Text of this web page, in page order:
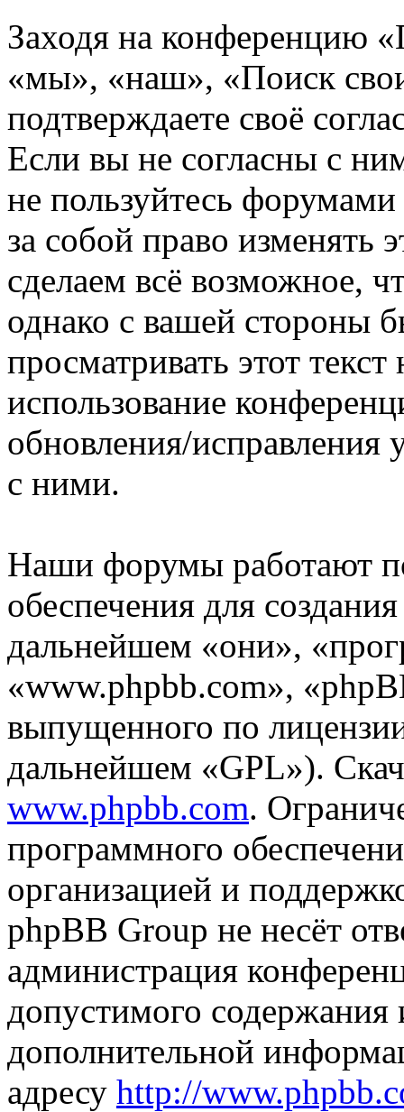
Заходя на конференцию
«мы», «наш», «Поиск
подтверждаете своё
Если вы не согласны с
не пользуйтесь
за собой право изменять
сделаем всё возможное,
однако с вашей стороны
просматривать этот
использование
обновления/исправления
с ними.
Наши форумы работают
обеспечения для
дальнейшем «они»,
«www.phpbb.com»,
выпущенного по
дальнейшем «GPL»).
www.phpbb.com.
программного
организацией и
phpBB Group не несёт
администрация
допустимого
дополнительной
адресу http://